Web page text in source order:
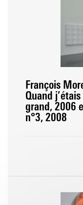
François
Quand
grand, 2006
n°3, 2008